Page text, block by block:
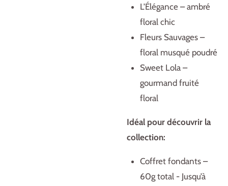
L’Élégance – ambré
floral chic
Fleurs Sauvages –
floral musqué poudré
Sweet Lola –
gourmand fruité
floral
Idéal pour découvrir la
collection:
Coffret fondants –
60g total - Jusqu’à